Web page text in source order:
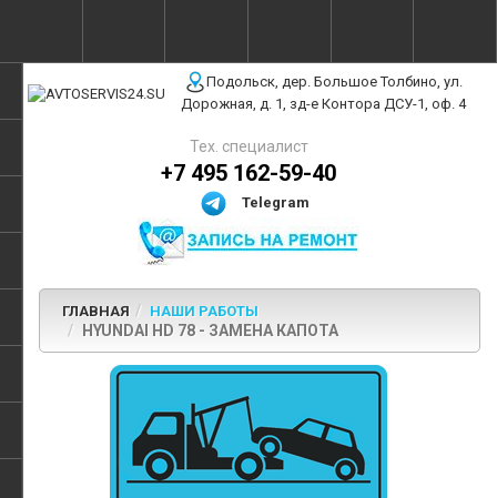
Подольск, дер. Большое Толбино, ул.
Дорожная, д. 1, зд-е Контора ДСУ-1, оф. 4
Тех. специалист
+7 495 162-59-40
Telegram
ГЛАВНАЯ НАШИ РАБОТЫ
HYUNDAI HD 78 - ЗАМЕНА КАПОТА